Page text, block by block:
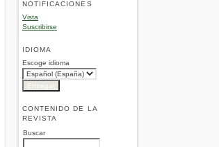
NOTIFICACIONES
Vista
Suscribirse
IDIOMA
Escoge idioma
CONTENIDO DE LA
REVISTA
Buscar